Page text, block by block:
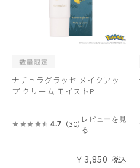
ナチュラグラッセ メイクアッ
プ クリーム モイストP
4.7 （30） レビューを見
る
￥3,850